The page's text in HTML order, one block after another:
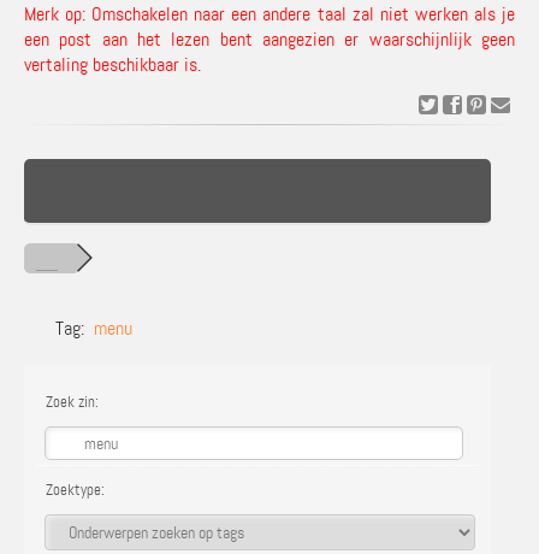
Merk op: Omschakelen naar een andere taal zal niet werken als je
een post aan het lezen bent aangezien er waarschijnlijk geen
vertaling beschikbaar is.
Tag: menu
Zoek zin:
Zoektype: